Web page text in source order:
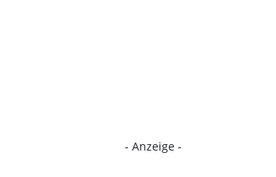
- Anzeige -